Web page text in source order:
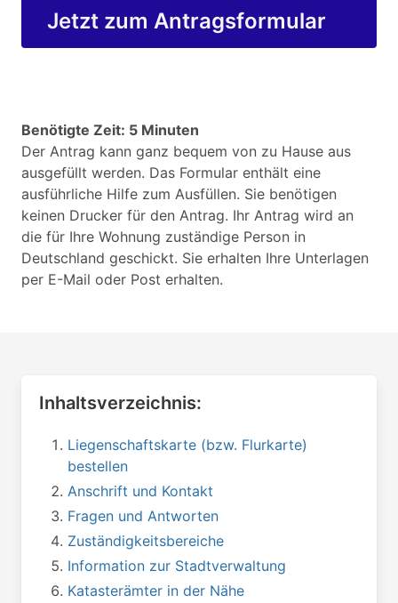
Jetzt zum Antragsformular
Benötigte Zeit: 5 Minuten
Der Antrag kann ganz bequem von zu Hause aus
ausgefüllt werden. Das Formular enthält eine
ausführliche Hilfe zum Ausfüllen. Sie benötigen
keinen Drucker für den Antrag. Ihr Antrag wird an
die für Ihre Wohnung zuständige Person in
Deutschland geschickt. Sie erhalten Ihre Unterlagen
per E-Mail oder Post erhalten.
Inhaltsverzeichnis:
Liegenschaftskarte (bzw. Flurkarte)
bestellen
Anschrift und Kontakt
Fragen und Antworten
Zuständigkeitsbereiche
Information zur Stadtverwaltung
Katasterämter in der Nähe